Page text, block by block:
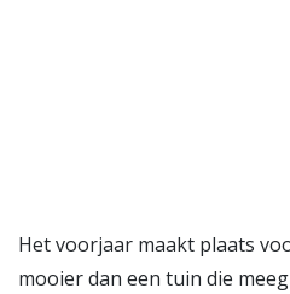
Het voorjaar maakt plaats
mooier dan een tuin die